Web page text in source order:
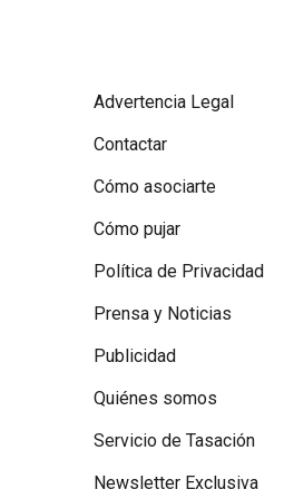
Advertencia Legal
Contactar
Cómo asociarte
Cómo pujar
Política de Privacidad
Prensa y Noticias
Publicidad
Quiénes somos
Servicio de Tasación
Newsletter Exclusiva